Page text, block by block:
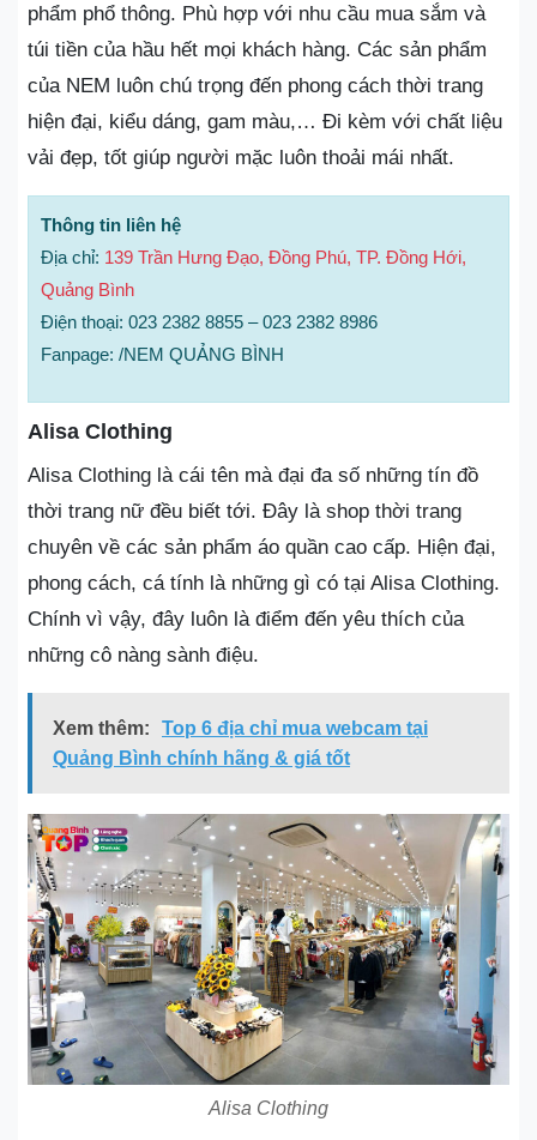
phẩm phổ thông. Phù hợp với nhu cầu mua sắm và
túi tiền của hầu hết mọi khách hàng. Các sản phẩm
của NEM luôn chú trọng đến phong cách thời trang
hiện đại, kiểu dáng, gam màu,… Đi kèm với chất liệu
vải đẹp, tốt giúp người mặc luôn thoải mái nhất.
Thông tin liên hệ
Địa chỉ: 139 Trần Hưng Đạo, Đồng Phú, TP. Đồng Hới,
Quảng Bình
Điện thoại: 023 2382 8855 – 023 2382 8986
Fanpage: /NEM QUẢNG BÌNH
Alisa Clothing
Alisa Clothing là cái tên mà đại đa số những tín đồ
thời trang nữ đều biết tới. Đây là shop thời trang
chuyên về các sản phẩm áo quần cao cấp. Hiện đại,
phong cách, cá tính là những gì có tại Alisa Clothing.
Chính vì vậy, đây luôn là điểm đến yêu thích của
những cô nàng sành điệu.
Xem thêm:
Top 6 địa chỉ mua webcam tại
Quảng Bình chính hãng & giá tốt
Alisa Clothing